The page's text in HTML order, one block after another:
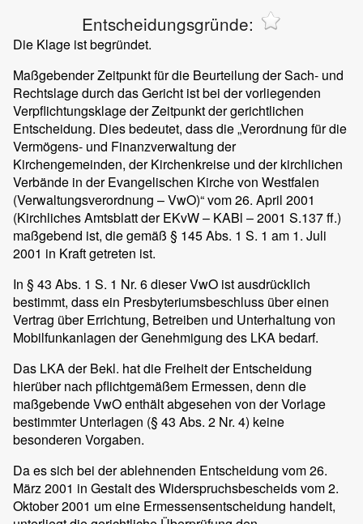
Entscheidungsgründe:
Die Klage ist begründet.
Maßgebender Zeitpunkt für die Beurteilung der Sach- und
Rechtslage durch das Gericht ist bei der vorliegenden
Verpflichtungsklage der Zeitpunkt der gerichtlichen
Entscheidung. Dies bedeutet, dass die „Verordnung für die
Vermögens- und Finanzverwaltung der
Kirchengemeinden, der Kirchenkreise und der kirchlichen
Verbände in der Evangelischen Kirche von Westfalen
(Verwaltungsverordnung – VwO)“ vom 26. April 2001
(Kirchliches Amtsblatt der EKvW – KABl – 2001 S.137 ff.)
maßgebend ist, die gemäß § 145 Abs. 1 S. 1 am 1. Juli
2001 in Kraft getreten ist.
In § 43 Abs. 1 S. 1 Nr. 6 dieser VwO ist ausdrücklich
bestimmt, dass ein Presbyteriumsbeschluss über einen
Vertrag über Errichtung, Betreiben und Unterhaltung von
Mobilfunkanlagen der Genehmigung des LKA bedarf.
Das LKA der Bekl. hat die Freiheit der Entscheidung
hierüber nach pflichtgemäßem Ermessen, denn die
maßgebende VwO enthält abgesehen von der Vorlage
bestimmter Unterlagen (§ 43 Abs. 2 Nr. 4) keine
besonderen Vorgaben.
Da es sich bei der ablehnenden Entscheidung vom 26.
März 2001 in Gestalt des Widerspruchsbescheids vom 2.
Oktober 2001 um eine Ermessensentscheidung handelt,